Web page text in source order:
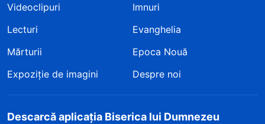
Videoclipuri
Imnuri
Lecturi
Evanghelia
Mărturii
Epoca Nouă
Expoziție de imagini
Despre noi
Descarcă aplicația Biserica lui Dumnezeu